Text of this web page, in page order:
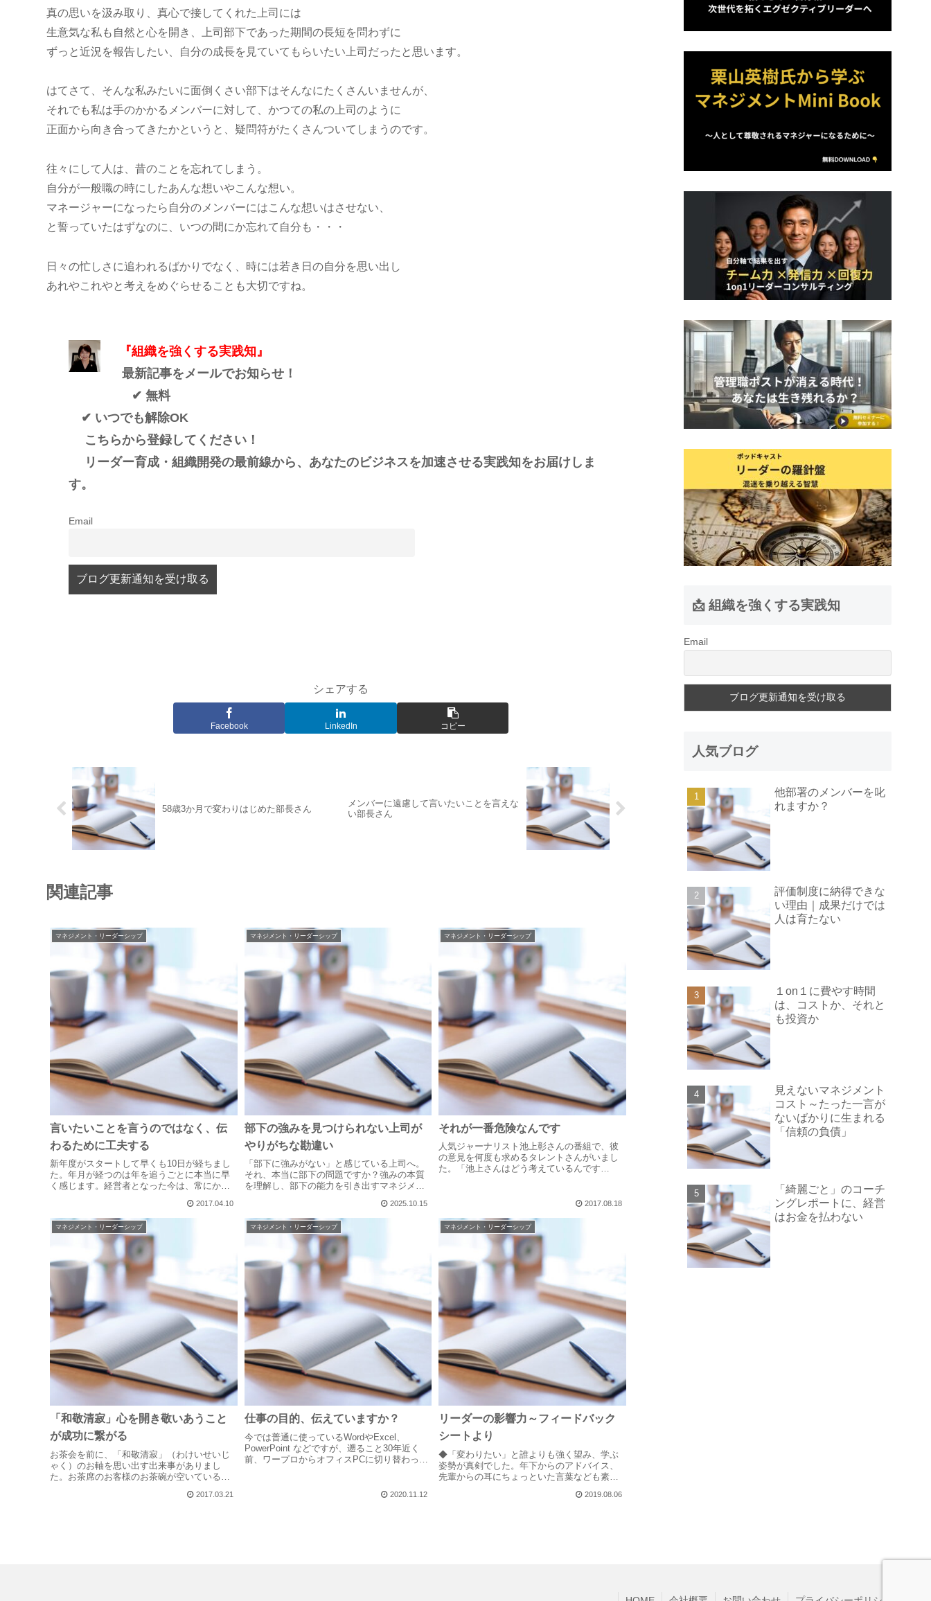
真の思いを汲み取り、真心で接してくれた上司には
生意気な私も自然と心を開き、上司部下であった期間の長短を問わずに
ずっと近況を報告したい、自分の成長を見ていてもらいたい上司だったと思います。
はてさて、そんな私みたいに面倒くさい部下はそんなにたくさんいませんが、
それでも私は手のかかるメンバーに対して、かつての私の上司のように
正面から向き合ってきたかというと、疑問符がたくさんついてしまうのです。
往々にして人は、昔のことを忘れてしまう。
自分が一般職の時にしたあんな想いやこんな想い。
マネージャーになったら自分のメンバーにはこんな想いはさせない、
と誓っていたはずなのに、いつの間にか忘れて自分も・・・
日々の忙しさに追われるばかりでなく、時には若き日の自分を思い出し
あれやこれやと考えをめぐらせることも大切ですね。
『組織を強くする実践知』
最新記事をメールでお知らせ！
✔ 無料
✔ いつでも解除OK
こちらから登録してください！
リーダー育成・組織開発の最前線から、あなたのビジネスを加速させる実践知をお届けしま
す。
Email
シェアする
Facebook LinkedIn コピー
58歳3か月で変わりはじめた部長さん
メンバーに遠慮して言いたいことを言えな
い部長さん
関連記事
マネジメント・リーダーシップ
言いたいことを言うのではなく、伝
わるために工夫する
新年度がスタートして早くも10日が経ちまし
た。年月が経つのは年を追うごとに本当に早
く感じます。経営者となった今は、常にかな
が、マネージャー時代にはせいぜい1-2年先の
ことくらいしか考えていませんでした。...
2017.04.10
マネジメント・リーダーシップ
部下の強みを見つけられない上司が
やりがちな勘違い
「部下に強みがない」と感じている上司へ。
それ、本当に部下の問題ですか？強みの本質
を理解し、部下の能力を引き出すマネジメン
2025.10.15
マネジメント・リーダーシップ
それが一番危険なんです
人気ジャーナリスト池上彰さんの番組で、彼
の意見を何度も求めるタレントさんがいまし
た。「池上さんはどう考えているんです
さんに、それを遮って「でも、池上さんが一
2017.08.18
マネジメント・リーダーシップ
「和敬清寂」心を開き敬いあうこと
が成功に繋がる
お茶会を前に、「和敬清寂」（わけいせいじ
ゃく）のお軸を思い出す出来事がありまし
た。お茶席のお客様のお茶碗が空いているの
がなく、半島役だった私はしびれを切らして
2017.03.21
マネジメント・リーダーシップ
仕事の目的、伝えていますか？
今では普通に使っているWordやExcel、
PowerPoint などですが、遡ること30年近く
前、ワープロからオフィスPCに切り替わった
2020.11.12
マネジメント・リーダーシップ
リーダーの影響力～フィードバック
シートより
◆「変わりたい」と誰よりも強く望み、学ぶ
姿勢が真剣でした。年下からのアドバイス、
先輩からの耳にちょっといた言葉なども素直
メンバー全員の心を打ちました。◆どんなこ
2019.08.06
📩 組織を強くする実践知
Email
人気ブログ
他部署のメンバーを叱
れますか？
評価制度に納得できな
い理由｜成果だけでは
人は育たない
１on１に費やす時間
は、コストか、それと
も投資か
見えないマネジメント
コスト～たった一言が
ないばかりに生まれる
「信頼の負債」
「綺麗ごと」のコーチ
ングレポートに、経営
はお金を払わない